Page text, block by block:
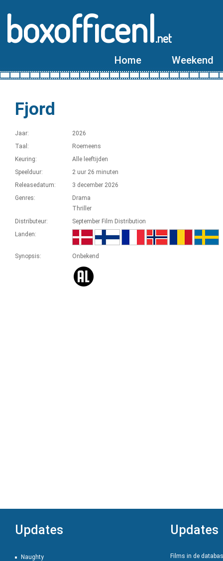
boxofficenl.net
Home Weekend
Fjord
Jaar:
2026
Taal:
Roemeens
Keuring:
Alle leeftijden
Speelduur:
2 uur 26 minuten
Releasedatum:
3 december 2026
Genres:
Drama
Thriller
Distributeur:
September Film Distribution
Landen:
Synopsis: Onbekend
Updates
Naughty
Updates
Films in de